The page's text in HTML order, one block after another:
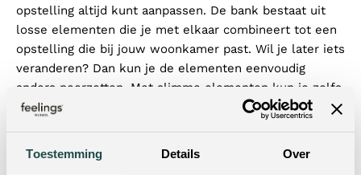
Toestemming Details Over
opstelling altijd kunt aanpassen. De bank bestaat uit
losse elementen die je met elkaar combineert tot een
opstelling die bij jouw woonkamer past. Wil je later iets
veranderen? Dan kun je de elementen eenvoudig
anders neerzetten. Met slimme elementen kun je zelfs
een hoek creëren, waardoor een modulaire bank ook
Feelings Wonen volledig